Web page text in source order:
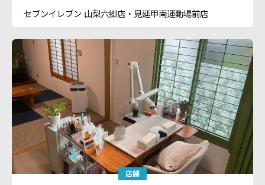
セブンイレブン 山梨六郷店・見延甲南運動場前店
店舗